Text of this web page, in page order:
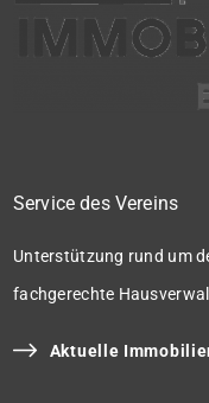
Service des Vereins
Unterstützung rund um
fachgerechte
Aktuelle